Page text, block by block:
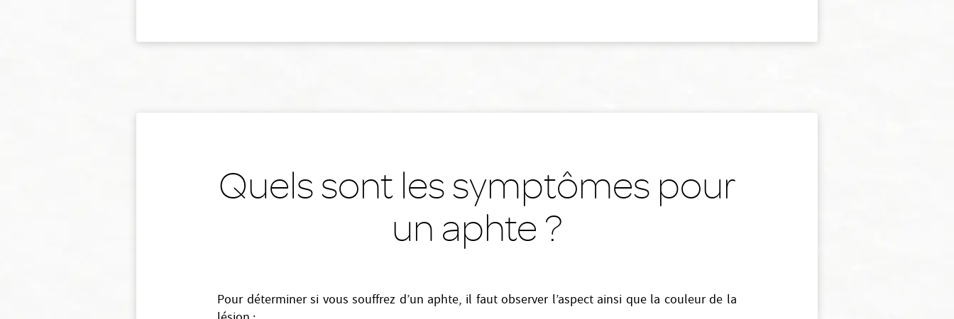
Quels sont les symptômes pour
un aphte ?
Pour déterminer si vous souffrez d’un aphte, il faut observer l’aspect ainsi que la couleur de la